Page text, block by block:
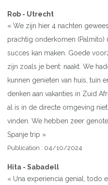
Rob - Utrecht
« We zijn hier 4 nachten
prachtig onderkomen (Palmito)
succes kan maken. Goede
zijn zoals je bent: naakt. We
kunnen genieten van huis, tuin
denken aan vakanties in Zuid
al is in de directe omgeving
vinden. We hebben zeer
Spanje trip »
Publication : 04/10/2024
Hita - Sabadell
« Una experiencia genial, todo